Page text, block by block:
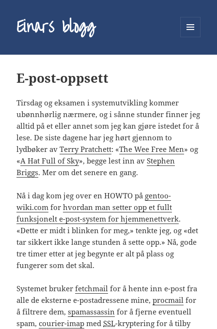
Einars blogg
WIDGETER
E-post-oppsett
Tirsdag og eksamen i systemutvikling kommer
ubønnhørlig nærmere, og i sånne stunder finner jeg
alltid på et eller annet som jeg kan gjøre istedet for å
lese. De siste dagene har jeg hørt gjennom to
lydbøker avTerry Pratchett: «The Wee Free Men» og
«A Hat Full of Sky», begge lest inn avStephen
Briggs. Mer om det senere en gang.
Nå i dag kom jeg over en HOWTO på gentoo-
wiki.com forhvordan man setter opp et fullt
funksjonelt e-post-system for hjemmenettverk.
«Dette er midt i blinken for meg,» tenkte jeg, og «det
tar sikkert ikke lange stunden å sette opp.» Nå, gode
tre timer etter at jeg begynte er alt på plass og
fungerer som det skal.
Systemet brukerfetchmail for å hente inn e-post fra
alle de eksterne e-postadressene mine,procmail for
å filtrere dem,spamassassin for å fjerne eventuell
spam,courier-imap medSSL-kryptering for å tilby